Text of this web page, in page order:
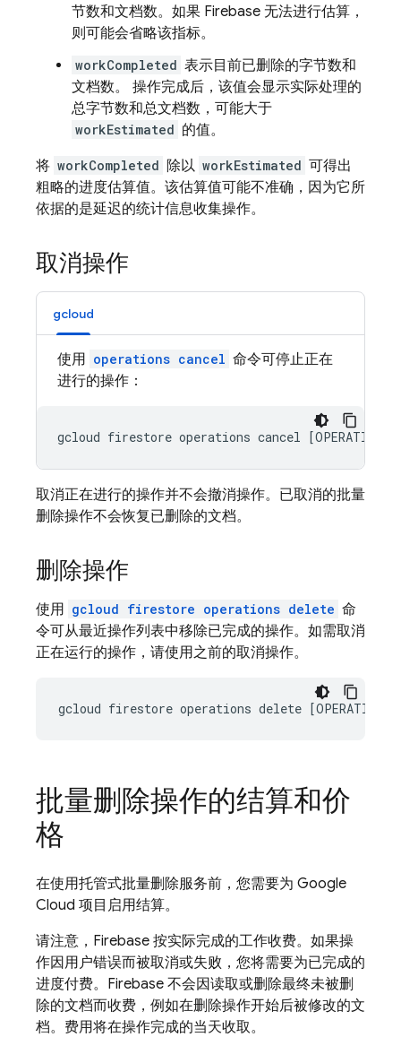
节数和文档数。如果 Firebase 无法进行估算，
则可能会省略该指标。
workCompleted 表示目前已删除的字节数和
文档数。 操作完成后，该值会显示实际处理的
总字节数和总文档数，可能大于
workEstimated 的值。
将 workCompleted 除以 workEstimated 可得出
粗略的进度估算值。该估算值可能不准确，因为它所
依据的是延迟的统计信息收集操作。
取消操作
gcloud
使用 operations cancel 命令可停止正在
进行的操作：
取消正在进行的操作并不会撤消操作。已取消的批量
删除操作不会恢复已删除的文档。
删除操作
使用 gcloud firestore operations delete 命
令可从最近操作列表中移除已完成的操作。如需取消
正在运行的操作，请使用之前的取消操作。
批量删除操作的结算和价
格
在使用托管式批量删除服务前，您需要为 Google
Cloud 项目启用结算。
请注意， Firebase 按实际完成的工作收费。如果操
作因用户错误而被取消或失败，您将需要为已完成的
进度付费。 Firebase 不会因读取或删除最终未被删
除的文档而收费，例如在删除操作开始后被修改的文
档。费用将在操作完成的当天收取。